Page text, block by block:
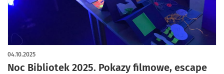
Noc Bibliotek 2025. Pokazy filmowe, escape
04.10.2025